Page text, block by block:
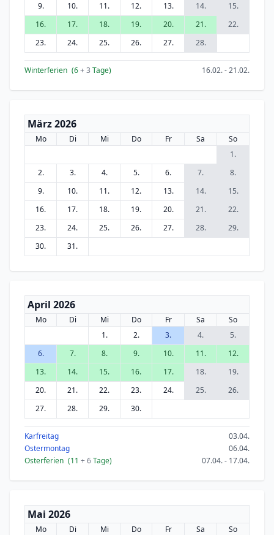
9.
10. 11. 12. 13. 14.
15.
16.
17. 18. 19. 20. 21.
22.
23.
24. 25. 26. 27. 28.
Winterferien (6+ 3 Tage) 16.02. - 21.02.
März 2026
Mo Di Mi Do Fr Sa
So
1.
2.
3. 4. 5. 6. 7.
8.
9.
10. 11. 12. 13. 14.
15.
16.
17. 18. 19. 20. 21.
22.
23.
24. 25. 26. 27. 28.
29.
30.
31.
April 2026
Mo Di Mi Do Fr Sa
So
1.
2. 3. 4.
5.
6.
7. 8. 9. 10. 11.
12.
13.
14. 15. 16. 17. 18.
19.
20.
21. 22. 23. 24. 25.
26.
27.
28. 29. 30.
Karfreitag
03.04.
Ostermontag
06.04.
Osterferien (11 + 6Tage) 07.04. - 17.04.
Mai 2026
Mo Di Mi Do Fr Sa
So